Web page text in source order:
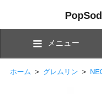
メニュー
ホーム > グレムリン >